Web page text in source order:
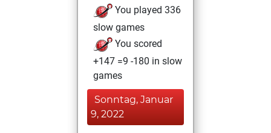
You played 336
slow games
You scored
+147 =9 -180 in slow
games
Sonntag, Januar
9, 2022